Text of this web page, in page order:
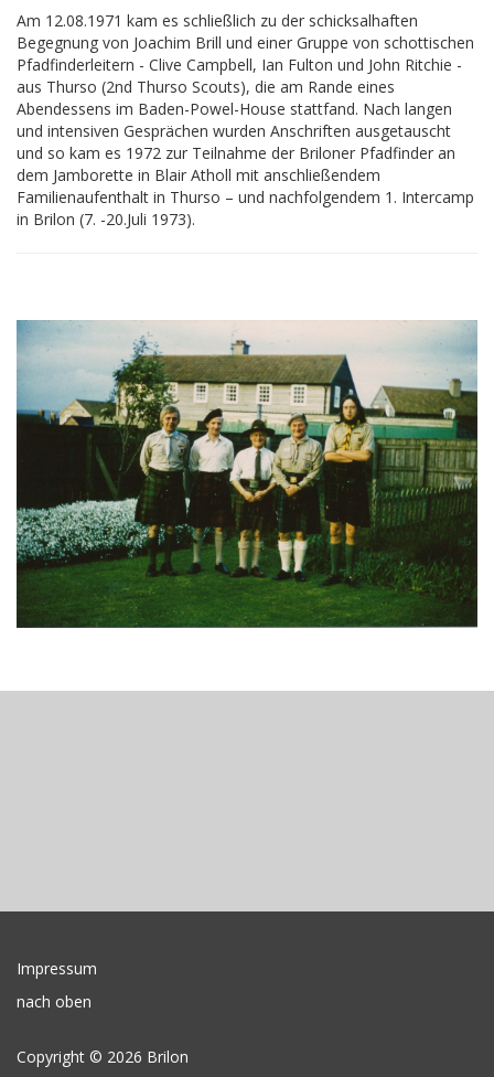
Am 12.08.1971 kam es schließlich zu der schicksalhaften
Begegnung von Joachim Brill und einer Gruppe von schottischen
Pfadfinderleitern - Clive Campbell, Ian Fulton und John Ritchie -
aus Thurso (2nd Thurso Scouts), die am Rande eines
Abendessens im Baden-Powel-House stattfand. Nach langen
und intensiven Gesprächen wurden Anschriften ausgetauscht
und so kam es 1972 zur Teilnahme der Briloner Pfadfinder an
dem Jamborette in Blair Atholl mit anschließendem
Familienaufenthalt in Thurso – und nachfolgendem 1. Intercamp
in Brilon (7. -20.Juli 1973).
Impressum
nach oben
Copyright © 2026 Brilon